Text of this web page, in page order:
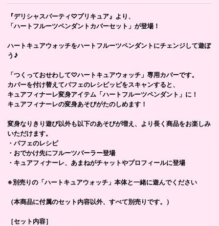
『デリシャスパーティ♡プリキュア』より、
「ハートフルーツペンダントカバーセット」が登場！
ハートキュアウォッチをハートフルーツペンダントにチェンジして遊ぼ
う♪
「つくっておせわして♡ハートキュアウォッチ」専用カバーです。
カバーを付け替えてパフェのレシピッピをスキャンすると、
キュアフィナーレ変身アイテム「ハートフルーツペンダント」に！
キュアフィナーレの変身あそびがたのしめます！
変身なりきり遊び以外も以下のあそびが増え、より長く商品をお楽しみ
いただけます。
・パフェのレシピ
・おでかけ先にフルーツパーラー登場
・キュアフィナーレ、あまねがチャットやプロフィールに登場
※別売りの「ハートキュアウォッチ」本体と一緒に遊んでください
（本商品に付属のセット内容以外、すべて別売りです。）
［セット内容］